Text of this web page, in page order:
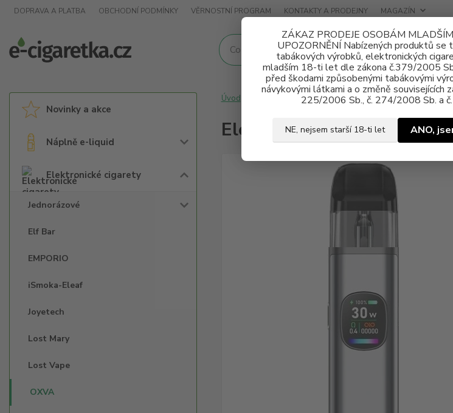
ZÁKAZ PRODEJE OSOBÁM
UPOZORNĚNÍ Nabízených produktů se
tabákových výrobků, elektronických
mladším 18-ti let dle zákona č.379/2005
před škodami způsobenými tabákovými
návykovými látkami a o změně souvisejících
225/2006 Sb., č. 274/2008 Sb. a
NE, nejsem starší 18-ti let ANO,
DOPRAVA A PLATBA OBCHODNÍ PODMÍNKY VĚRNOSTNÍ PROGRAM KONTAKTY A PRODEJNY MAGAZÍN
Novinky a akce
Náplně e-liquid
Elektronické cigarety
Jednorázové
Elf Bar
EMPORIO
iSmoka-Eleaf
Joyetech
Lost Mary
Lost Vape
OXVA
Úvod Elektronické cigarety OXVA Elektronická
Elektronická cigareta